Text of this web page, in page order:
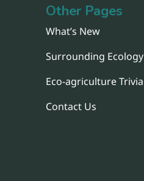
Other Pages
What’s New
Surrounding Ecology
Eco-agriculture Trivia
Contact Us